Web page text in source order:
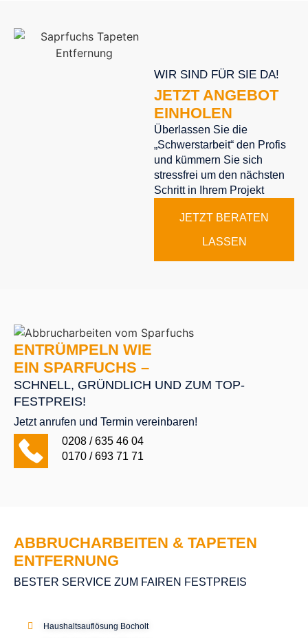
WIR SIND FÜR SIE DA!
JETZT ANGEBOT
EINHOLEN
Überlassen Sie die
„Schwerstarbeit“ den Profis
und kümmern Sie sich
stressfrei um den nächsten
Schritt in Ihrem Projekt
JETZT BERATEN
LASSEN
ENTRÜMPELN WIE
EIN SPARFUCHS –
SCHNELL, GRÜNDLICH UND ZUM TOP-
FESTPREIS!
Jetzt anrufen und Termin vereinbaren!
0208 / 635 46 04
0170 / 693 71 71
ABBRUCHARBEITEN & TAPETEN
ENTFERNUNG
BESTER SERVICE ZUM FAIREN FESTPREIS
Haushaltsauflösung Bocholt